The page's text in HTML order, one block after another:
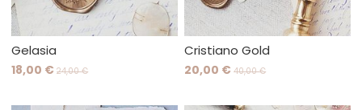
Gelasia
18,00 €24,00 €
Cristiano Gold
20,00 €40,00 €